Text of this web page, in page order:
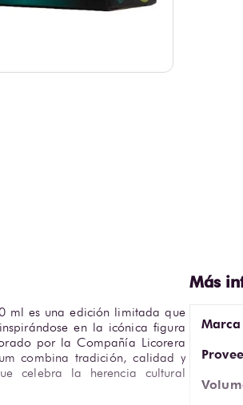
ml es una edición limitada que
en la icónica figura
por la Compañía Licorera
combina tradición, calidad y
celebra la herencia cultural
Marca